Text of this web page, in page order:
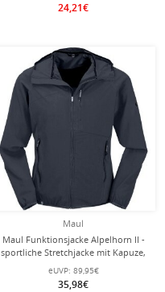
24,21€
Maul
Maul Funktionsjacke Alpelhorn II -
sportliche Stretchjacke mit Kapuze,
atmungsaktiv, wasserabweisend -
darkblau Herren
eUVP: 89,95€
35,98€